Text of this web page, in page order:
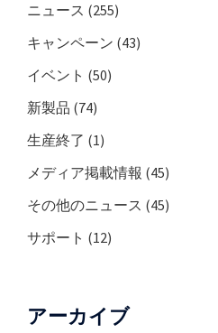
ニュース (255)
キャンペーン (43)
イベント (50)
新製品 (74)
生産終了 (1)
メディア掲載情報 (45)
その他のニュース (45)
サポート (12)
アーカイブ